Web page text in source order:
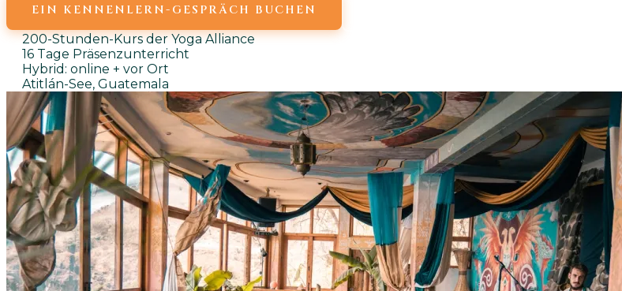
EIN KENNENLERN-GESPRÄCH BUCHEN
200-Stunden-Kurs der Yoga Alliance
16 Tage Präsenzunterricht
Hybrid: online + vor Ort
Atitlán-See, Guatemala